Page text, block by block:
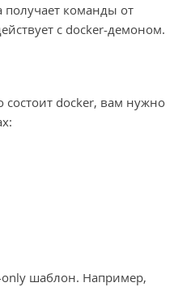
получает команды от
с docker-демоном.
состоит docker, вам нужно
only шаблон. Например,